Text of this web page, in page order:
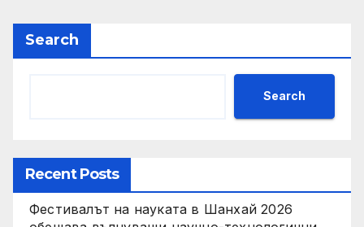
Search
Search
Recent Posts
Фестивалът на науката в Шанхай 2026